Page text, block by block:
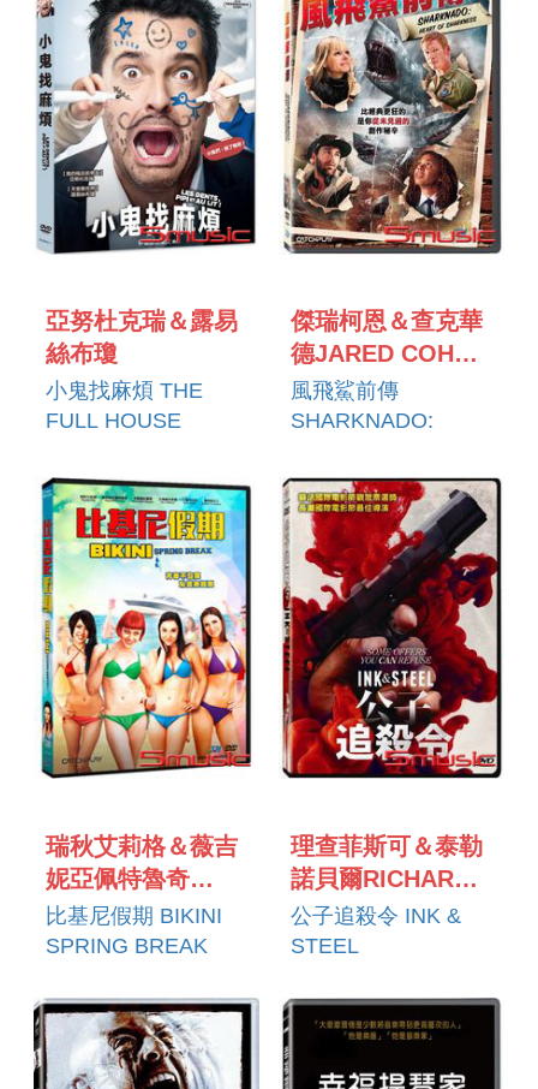
亞努杜克瑞＆露易
絲布瓊
小鬼找麻煩 THE
FULL HOUSE
傑瑞柯恩＆查克華
德JARED COHN
＆ZACK WARD
風飛鯊前傳
SHARKNADO:
SHARKNESS
瑞秋艾莉格＆薇吉
妮亞佩特魯奇
RACHEL ALIG＆
VIRGINIA
比基尼假期 BIKINI
SPRING BREAK
理查菲斯可＆泰勒
諾貝爾RICHARD
FISKE＆TYLER
NOBLE
公子追殺令 INK &
STEEL